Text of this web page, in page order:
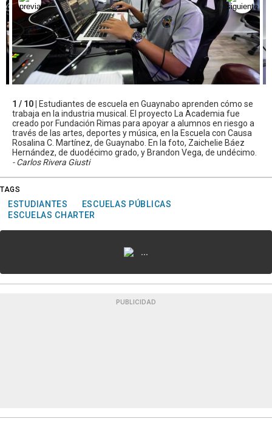
1 / 10 |
Estudiantes de escuela en Guaynabo aprenden cómo se
trabaja en la industria musical. El proyecto La Academia fue
creado por Fundación Rimas para apoyar a alumnos en riesgo a
través de las artes, deportes y música, en la Escuela con Causa
Rosalina C. Martínez, de Guaynabo. En la foto, Zaichelie Báez
Hernández, de duodécimo grado, y Brandon Vega, de undécimo.
- Carlos Rivera Giusti
TAGS
ESTUDIANTES
ESCUELAS PÚBLICAS
ESCUELAS CHARTER
...
PUBLICIDAD